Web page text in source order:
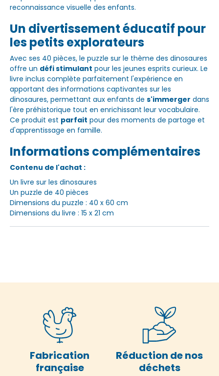
reconnaissance visuelle des enfants.
Un divertissement éducatif pour
les petits explorateurs
Avec ses 40 pièces, le puzzle sur le thème des dinosaures
offre un défi stimulant pour les jeunes esprits curieux. Le
livre inclus complète parfaitement l'expérience en
apportant des informations captivantes sur les
dinosaures, permettant aux enfants de s'immerger dans
l'ère préhistorique tout en enrichissant leur vocabulaire.
Ce produit est parfait pour des moments de partage et
d'apprentissage en famille.
Informations complémentaires
Contenu de l'achat :
Un livre sur les dinosaures
Un puzzle de 40 pièces
Dimensions du puzzle : 40 x 60 cm
Dimensions du livre : 15 x 21 cm
Fabrication
française
Réduction de nos
déchets